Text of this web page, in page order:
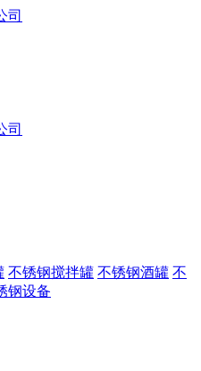
不锈钢搅拌罐 不锈钢酒罐 不
钢设备